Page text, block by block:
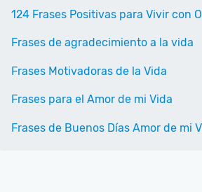
124 Frases Positivas para Vivir con
Frases de agradecimiento a la vida
Frases Motivadoras de la Vida
Frases para el Amor de mi Vida
Frases de Buenos Días Amor de mi